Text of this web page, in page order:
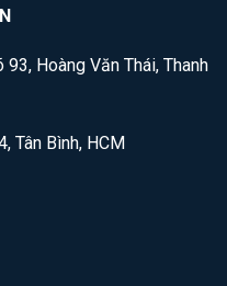
Hoàng Văn Thái, Thanh
Tân Bình, HCM